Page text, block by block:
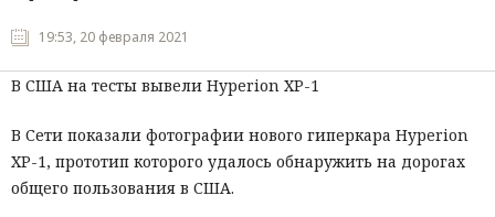
19:53, 20 февраля 2021
В США на тесты вывели Hyperion XP-1
В Сети показали фотографии нового гиперкара Hyperion
XP-1, прототип которого удалось обнаружить на дорогах
общего пользования в США.